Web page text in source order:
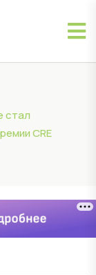
стал
CRE